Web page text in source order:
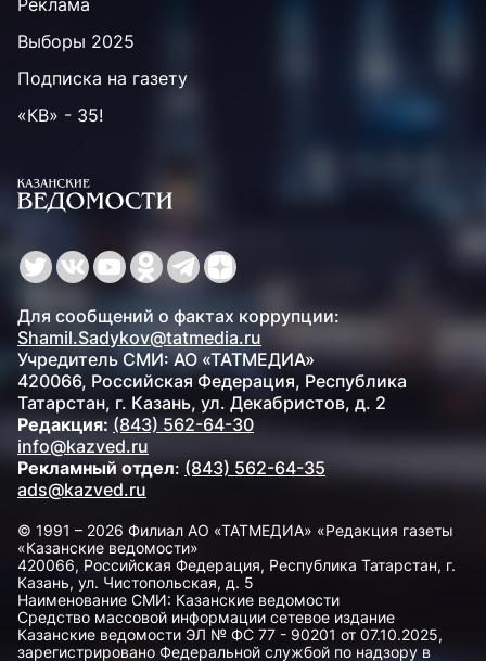
Реклама
Выборы 2025
Подписка на газету
«КВ» - 35!
Для сообщений о фактах коррупции:
Shamil.Sadykov@tatmedia.ru
Учредитель СМИ: АО «ТАТМЕДИА»
420066, Российская Федерация, Республика
Татарстан, г. Казань, ул. Декабристов, д. 2
Редакция: (843) 562-64-30
info@kazved.ru
Рекламный отдел: (843) 562-64-35
ads@kazved.ru
© 1991 – 2026 Филиал АО «ТАТМЕДИА» «Редакция газеты
«Казанские ведомости»
420066, Российская Федерация, Республика Татарстан, г.
Казань, ул. Чистопольская, д. 5
Наименование СМИ: Казанские ведомости
Средство массовой информации сетевое издание
Казанские ведомости ЭЛ № ФС 77 - 90201 от 07.10.2025,
зарегистрировано Федеральной службой по надзору в